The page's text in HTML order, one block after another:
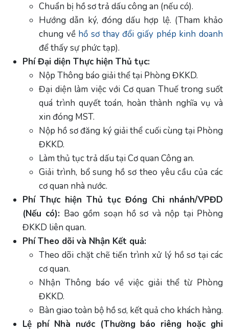
Chuẩn bị hồ sơ trả dấu công an (nếu có).
Hướng dẫn ký, đóng dấu hợp lệ. (Tham khảo
chung về hồ sơ thay đổi giấy phép kinh doanh
để thấy sự phức tạp).
Phí Đại diện Thực hiện Thủ tục:
Nộp Thông báo giải thể tại Phòng ĐKKD.
Đại diện làm việc với Cơ quan Thuế trong suốt
quá trình quyết toán, hoàn thành nghĩa vụ và
xin đóng MST.
Nộp hồ sơ đăng ký giải thể cuối cùng tại Phòng
ĐKKD.
Làm thủ tục trả dấu tại Cơ quan Công an.
Giải trình, bổ sung hồ sơ theo yêu cầu của các
cơ quan nhà nước.
Phí Thực hiện Thủ tục Đóng Chi nhánh/VPĐD
(Nếu có): Bao gồm soạn hồ sơ và nộp tại Phòng
ĐKKD liên quan.
Phí Theo dõi và Nhận Kết quả:
Theo dõi chặt chẽ tiến trình xử lý hồ sơ tại các
cơ quan.
Nhận Thông báo về việc giải thể từ Phòng
ĐKKD.
Bàn giao toàn bộ hồ sơ, kết quả cho khách hàng.
Lệ phí Nhà nước (Thường báo riêng hoặc ghi